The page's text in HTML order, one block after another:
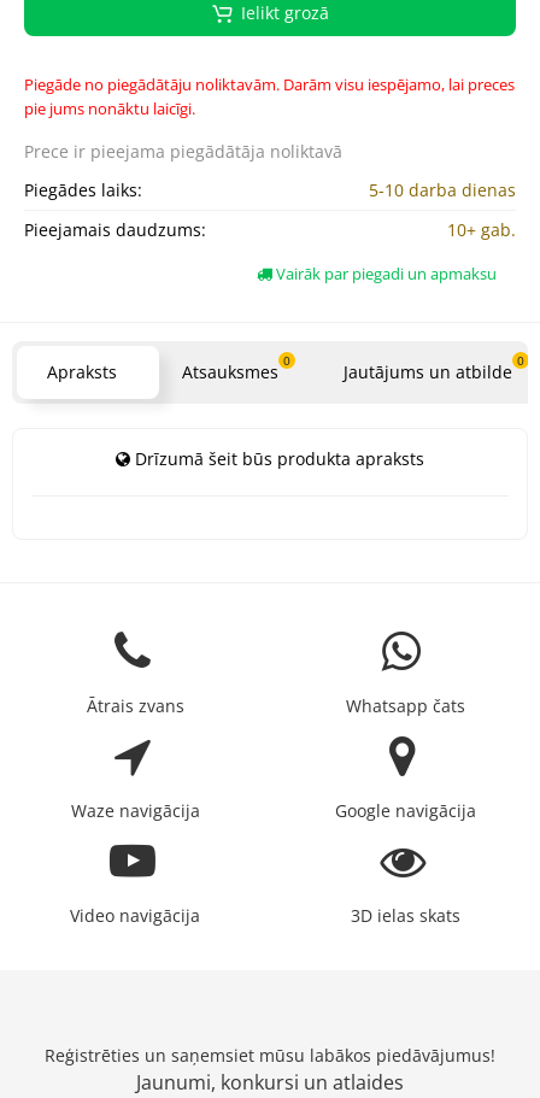
Ielikt grozā
Piegāde no piegādātāju noliktavām. Darām visu iespējamo, lai preces
pie jums nonāktu laicīgi.
Prece ir pieejama piegādātāja noliktavā
Piegādes laiks:
5-10 darba dienas
Pieejamais daudzums:
10+ gab.
Vairāk par piegadi un apmaksu
Apraksts Atsauksmes 0 Jautājums un atbilde 0
Drīzumā šeit būs produkta apraksts
Ātrais zvans Whatsapp čats
Waze navigācija Google navigācija
Video navigācija 3D ielas skats
Reģistrēties un saņemsiet mūsu labākos piedāvājumus!
Jaunumi, konkursi un atlaides